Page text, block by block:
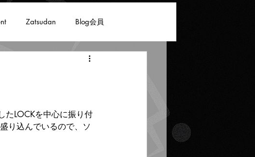
Zatsudan Blog会員
たLOCKを中心に振り付
り込んでいるので、ソ